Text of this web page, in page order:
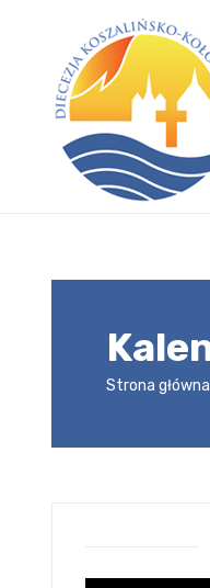
Strona główna